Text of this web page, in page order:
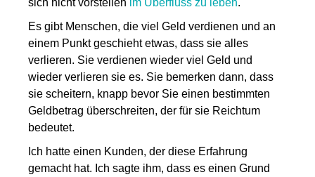
sich nichtvorstellen im Überfluss zu leben.
Es gibt Menschen, die viel Geld verdienen und an
einem Punkt geschieht etwas, dass sie alles
verlieren. Sie verdienen wieder viel Geld und
wieder verlieren sie es. Sie bemerken dann, dass
sie scheitern, knapp bevor Sie einen bestimmten
Geldbetrag überschreiten, der für sie Reichtum
bedeutet.
Ich hatte einen Kunden, der diese Erfahrung
gemacht hat. Ich sagte ihm, dass es einen Grund